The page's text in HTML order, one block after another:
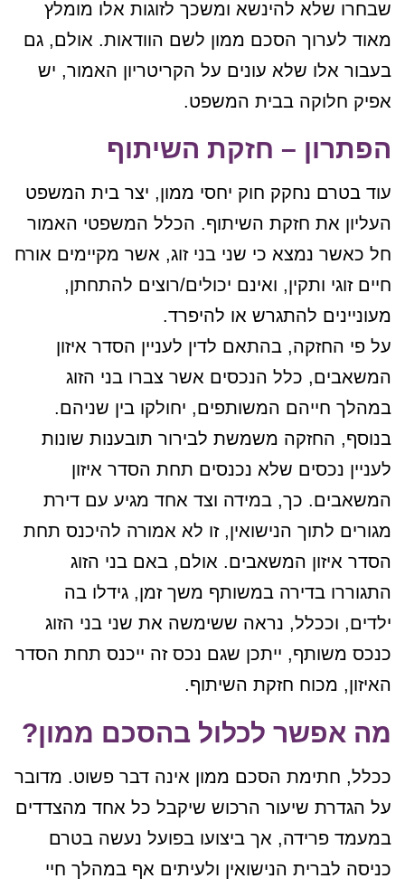
שבחרו שלא להינשא ומשכך לזוגות אלו מומלץ
מאוד לערוך הסכם ממון לשם הוודאות. אולם, גם
בעבור אלו שלא עונים על הקריטריון האמור, יש
אפיק חלוקה בבית המשפט.
הפתרון – חזקת השיתוף
עוד בטרם נחקק חוק יחסי ממון, יצר בית המשפט
העליון את חזקת השיתוף. הכלל המשפטי האמור
חל כאשר נמצא כי שני בני זוג, אשר מקיימים אורח
חיים זוגי ותקין, ואינם יכולים/רוצים להתחתן,
מעוניינים להתגרש או להיפרד.
על פי החזקה, בהתאם לדין לעניין הסדר איזון
המשאבים, כלל הנכסים אשר צברו בני הזוג
במהלך חייהם המשותפים, יחולקו בין שניהם.
בנוסף, החזקה משמשת לבירור תובענות שונות
לעניין נכסים שלא נכנסים תחת הסדר איזון
המשאבים. כך, במידה וצד אחד מגיע עם דירת
מגורים לתוך הנישואין, זו לא אמורה להיכנס תחת
הסדר איזון המשאבים. אולם, באם בני הזוג
התגוררו בדירה במשותף משך זמן, גידלו בה
ילדים, וככלל, נראה ששימשה את שני בני הזוג
כנכס משותף, ייתכן שגם נכס זה ייכנס תחת הסדר
האיזון, מכוח חזקת השיתוף.
מה אפשר לכלול בהסכם ממון?
ככלל, חתימת הסכם ממון אינה דבר פשוט. מדובר
על הגדרת שיעור הרכוש שיקבל כל אחד מהצדדים
במעמד פרידה, אך ביצועו בפועל נעשה בטרם
כניסה לברית הנישואין ולעיתים אף במהלך חיי